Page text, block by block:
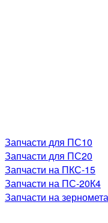
Запчасти для ПС10
Запчасти для ПС20
Запчасти на ПКС-15
Запчасти на ПС-20К4
Запчасти на